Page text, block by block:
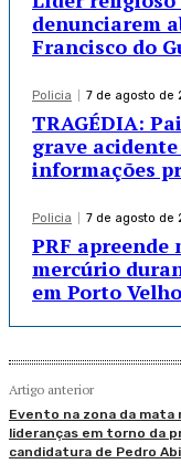
denunciarem
Francisco do
Policia 7 de agosto de
TRAGÉDIA:
grave
informações
Policia 7 de agosto de
PRF apreende
mercúrio
em Porto Velho
Artigo anterior
Evento na zona da mata
lideranças em torno da
candidatura de Pedro